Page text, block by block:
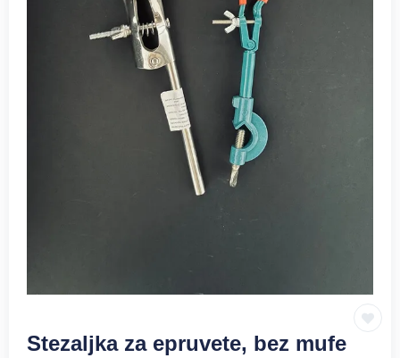
Stezaljka za epruvete, bez mufe